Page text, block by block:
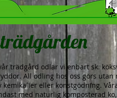
trädgård odlar vi enbart sk.
All odling hos oss görs utan
kemikalier eller konstgödning.
med naturlig komposterad